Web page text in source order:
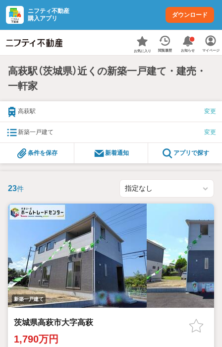
ニフティ不動産
購入アプリ
ダウンロード
お気に入り 閲覧履歴 お知らせ マイページ
高萩駅（茨城県）近くの新築一戸建て・建売・
一軒家
高萩駅 変更
新築一戸建て 変更
条件を保存 新着通知 アプリで探す
23件
新築一戸建て
茨城県高萩市大字高萩
1,790万円